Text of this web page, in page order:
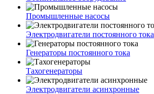
Промышленные насосы
Электродвигатели постоянного тока
Генераторы постоянного тока
Тахогенераторы
Электродвигатели асинхронные